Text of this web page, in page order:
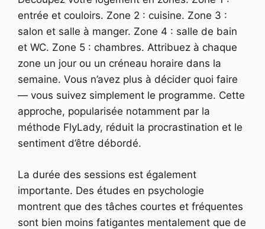
entrée et couloirs. Zone 2 : cuisine. Zone 3 :
salon et salle à manger. Zone 4 : salle de bain
et WC. Zone 5 : chambres. Attribuez à chaque
zone un jour ou un créneau horaire dans la
semaine. Vous n’avez plus à décider quoi faire
— vous suivez simplement le programme. Cette
approche, popularisée notamment par la
méthode FlyLady, réduit la procrastination et le
sentiment d’être débordé.
La durée des sessions est également
importante. Des études en psychologie
montrent que des tâches courtes et fréquentes
sont bien moins fatigantes mentalement que de